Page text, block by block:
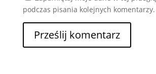
podczas pisania kolejnych komentarzy.